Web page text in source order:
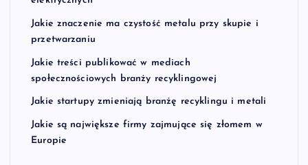
Jakie znaczenie ma czystość metalu przy skupie i
przetwarzaniu
Jakie treści publikować w mediach
społecznościowych branży recyklingowej
Jakie startupy zmieniają branżę recyklingu i metali
Jakie są największe firmy zajmujące się złomem w
Europie